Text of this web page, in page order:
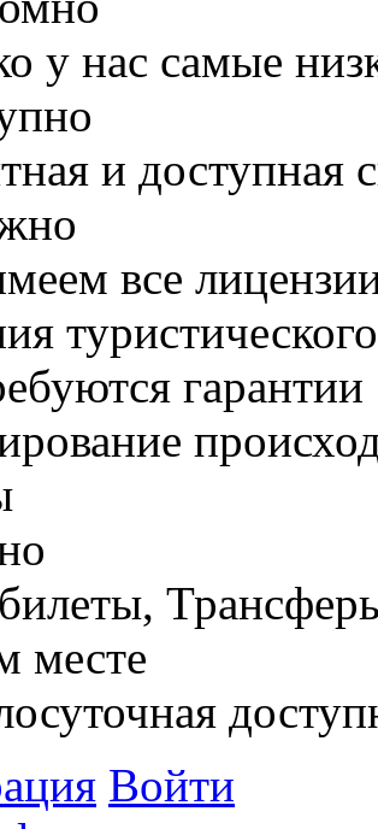
у нас самые
и доступная
все
гарантии
месте
Войти